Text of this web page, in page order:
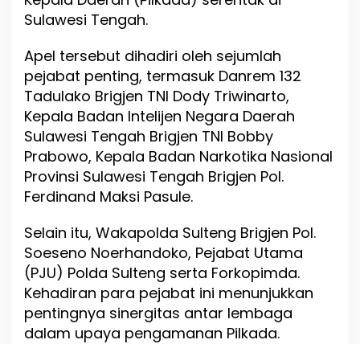
p
k
a
n
P
a
s
k
a
6
7
2
9
e
r
Sulawesi Tengah.
Apel tersebut dihadiri oleh sejumlah
pejabat penting, termasuk Danrem 132
Tadulako Brigjen TNI Dody Triwinarto,
Kepala Badan Intelijen Negara Daerah
Sulawesi Tengah Brigjen TNI Bobby
Prabowo, Kepala Badan Narkotika Nasional
Provinsi Sulawesi Tengah Brigjen Pol.
Ferdinand Maksi Pasule.
Selain itu, Wakapolda Sulteng Brigjen Pol.
Soeseno Noerhandoko, Pejabat Utama
(PJU) Polda Sulteng serta Forkopimda.
Kehadiran para pejabat ini menunjukkan
pentingnya sinergitas antar lembaga
dalam upaya pengamanan Pilkada.